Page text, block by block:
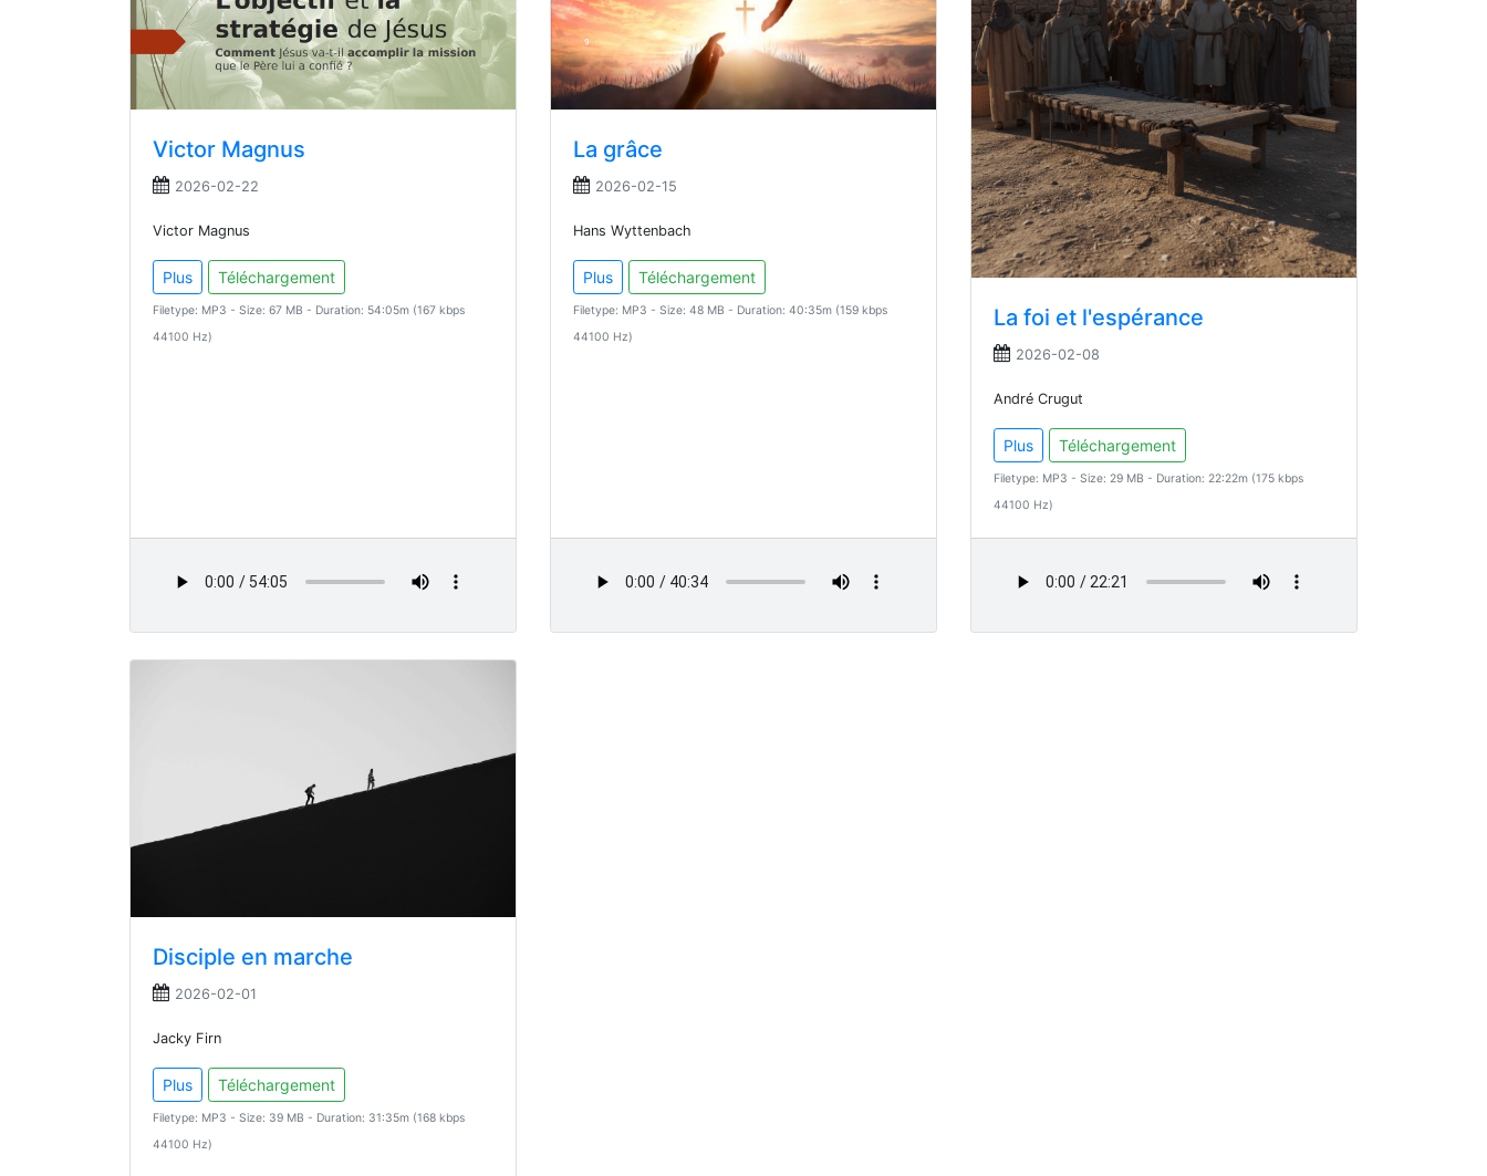
Victor Magnus
2026-02-22
Victor Magnus
Plus Téléchargement
Filetype: MP3 - Size: 67 MB - Duration: 54:05m (167 kbps
44100 Hz)
La grâce
2026-02-15
Hans Wyttenbach
Plus Téléchargement
Filetype: MP3 - Size: 48 MB - Duration: 40:35m (159 kbps
44100 Hz)
La foi et l'espérance
2026-02-08
André Crugut
Plus Téléchargement
Filetype: MP3 - Size: 29 MB - Duration: 22:22m (175 kbps
44100 Hz)
Disciple en marche
2026-02-01
Jacky Firn
Plus Téléchargement
Filetype: MP3 - Size: 39 MB - Duration: 31:35m (168 kbps
44100 Hz)